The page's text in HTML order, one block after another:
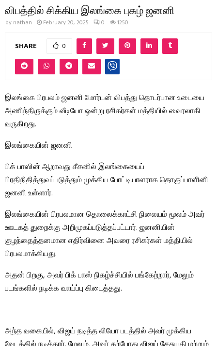
விபத்தில் சிக்கிய இலங்கை புகழ் ஜனனி
by nathan February 20, 2025 0 1250
SHARE 0
இலங்கை பிரபலம் ஜனனி மோர்டன் விபத்து தொடர்பான உடையை
அணிந்திருக்கும் வீடியோ ஒன்று ரசிகர்கள் மத்தியில் வைரலாகி
வருகிறது.
இலங்கையின் ஜனனி
பிக் பாஸின் ஆறாவது சீசனில் இலங்கையைப்
பிரதிநிதித்துவப்படுத்தும் முக்கிய போட்டியாளராக தொகுப்பாளினி
ஜனனி உள்ளார்.
இலங்கையின் பிரபலமான தொலைக்காட்சி நிலையம் மூலம் அவர்
ஊடகத் துறைக்கு அறிமுகப்படுத்தப்பட்டார். ஜனனியின்
குழந்தைத்தனமான எதிர்வினை அவரை ரசிகர்கள் மத்தியில்
பிரபலமாக்கியது.
அதன் பிறகு, அவர் பிக் பாஸ் நிகழ்ச்சியில் பங்கேற்றார், மேலும்
படங்களில் நடிக்க வாய்ப்பு கிடைத்தது.
அந்த வகையில், விஜய் நடித்த லியோ படத்தில் அவர் முக்கிய